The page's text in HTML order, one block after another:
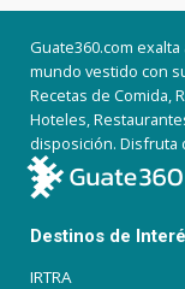
Guate360.com
mundo vestido con
Recetas de Comida,
Hoteles,
disposición. Disfruta
Destinos de
IRTRA